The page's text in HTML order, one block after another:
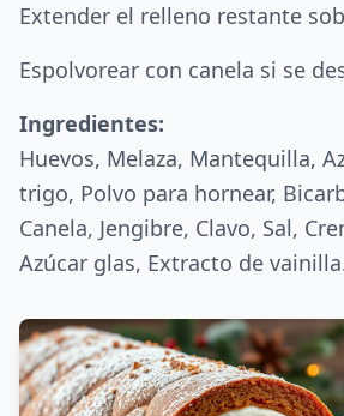
Extender el relleno restante
Espolvorear con canela si se
Ingredientes:
Huevos, Melaza, Mantequilla,
trigo, Polvo para hornear,
Canela, Jengibre, Clavo, Sal,
Azúcar glas, Extracto de